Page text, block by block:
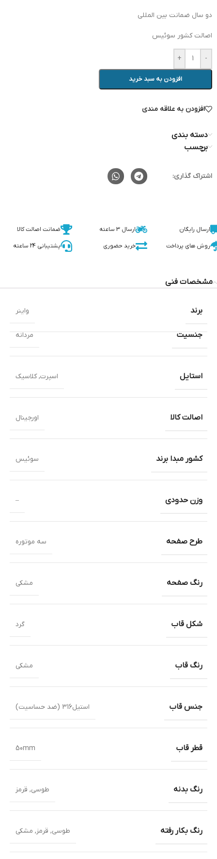
دو سال ضمانت بین المللی
اصالت کشور سوئیس
-
+
افزودن به سبد خرید
افزودن به علاقه مندی
دسته بندی
برچسب
اشتراک گذاری:
ارسال رایگان ارسال 3 ساعته ضمانت اصالت کالا
روش های پرداخت خرید حضوری پشتیبانی 24 ساعته
مشخصات فنی
جنسیت مردانه
استایل اسپرت,کلاسیک
اصالت کالا اورجینال
کشور مبدا برند سوئیس
وزن حدودی –
طرح صفحه سه موتوره
رنگ صفحه مشکی
شکل قاب گرد
رنگ قاب مشکی
جنس قاب استیل316 (ضد حساسیت)
قطر قاب 50mm
رنگ بدنه طوسی, قرمز
رنگ بکار رفته طوسی, قرمز, مشکی
برند واینر